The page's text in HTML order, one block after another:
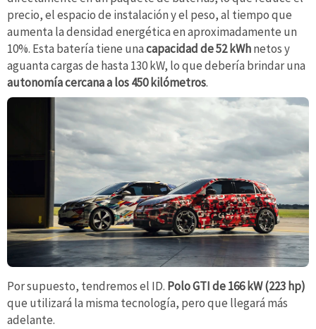
precio, el espacio de instalación y el peso, al tiempo que
aumenta la densidad energética en aproximadamente un
10%. Esta batería tiene unacapacidad de 52 kWhnetos y
aguanta cargas de hasta 130 kW, lo que debería brindar una
autonomía cercana a los 450 kilómetros.
Por supuesto, tendremos el ID. Polo GTI de 166 kW (223 hp)
que utilizará la misma tecnología, pero que llegará más
adelante.